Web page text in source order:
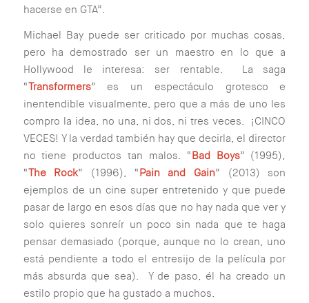
hacerse en GTA”.
Michael Bay puede ser criticado por muchas cosas,
pero ha demostrado ser un maestro en lo que a
Hollywood le interesa: ser rentable. La saga
“Transformers” es un espectáculo grotesco e
inentendible visualmente, pero que a más de uno les
compro la idea, no una, ni dos, ni tres veces. ¡CINCO
VECES! Y la verdad también hay que decirla, el director
no tiene productos tan malos. “Bad Boys” (1995),
“The Rock” (1996), “Pain and Gain” (2013) son
ejemplos de un cine super entretenido y que puede
pasar de largo en esos días que no hay nada que ver y
solo quieres sonreír un poco sin nada que te haga
pensar demasiado (porque, aunque no lo crean, uno
está pendiente a todo el entresijo de la película por
más absurda que sea). Y de paso, él ha creado un
estilo propio que ha gustado a muchos.